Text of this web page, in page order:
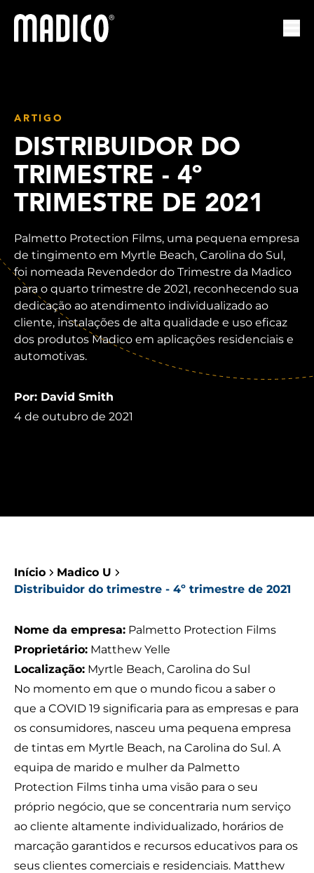
Madico
ARTIGO
DISTRIBUIDOR DO
TRIMESTRE - 4º
TRIMESTRE DE 2021
Palmetto Protection Films, uma pequena empresa
de tingimento em Myrtle Beach, Carolina do Sul,
foi nomeada Revendedor do Trimestre da Madico
para o quarto trimestre de 2021, reconhecendo sua
dedicação ao atendimento individualizado ao
cliente, instalações de alta qualidade e uso eficaz
dos produtos Madico em aplicações residenciais e
automotivas.
Por: David Smith
4 de outubro de 2021
Início
Madico U
Distribuidor do trimestre - 4º trimestre de 2021
Nome da empresa: Palmetto Protection Films
Proprietário: Matthew Yelle
Localização: Myrtle Beach, Carolina do Sul
No momento em que o mundo ficou a saber o
que a COVID 19 significaria para as empresas e para
os consumidores, nasceu uma pequena empresa
de tintas em Myrtle Beach, na Carolina do Sul. A
equipa de marido e mulher da Palmetto
Protection Films tinha uma visão para o seu
próprio negócio, que se concentraria num serviço
ao cliente altamente individualizado, horários de
marcação garantidos e recursos educativos para os
seus clientes comerciais e residenciais. Matthew